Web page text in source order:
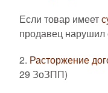
Если товар имеет
продавец нарушил
2. Расторжение
29 ЗоЗПП)